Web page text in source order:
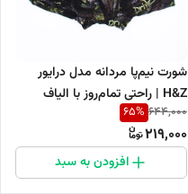
شورت نیم‌پا مردانه مدل درایور
H&Z | راحتی تمام‌روز با الیاف
گیاهی ضدحساسیت
644,000
65%
219,000
افزودن به سبد